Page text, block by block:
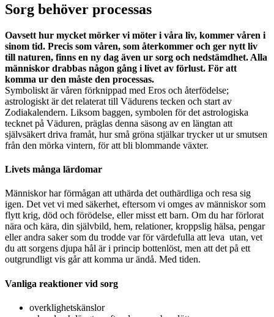
Sorg behöver processas
Oavsett hur mycket mörker vi möter i våra liv, kommer våren i
sinom tid. Precis som våren, som återkommer och ger nytt liv
till naturen, finns en ny dag även ur sorg och nedstämdhet. Alla
människor drabbas någon gång i livet av förlust. För att
komma ur den måste den processas.
Symboliskt är våren förknippad med Eros och återfödelse;
astrologiskt är det relaterat till Vädurens tecken och start av
Zodiakalendern. Liksom baggen, symbolen för det astrologiska
tecknet på Väduren, präglas denna säsong av en längtan att
självsäkert driva framåt, hur små gröna stjälkar trycker ut ur smutsen
från den mörka vintern, för att bli blommande växter.
Livets många lärdomar
Människor har förmågan att uthärda det outhärdliga och resa sig
igen. Det vet vi med säkerhet, eftersom vi omges av människor som
flytt krig, död och förödelse, eller misst ett barn. Om du har förlorat
nära och kära, din självbild, hem, relationer, kroppslig hälsa, pengar
eller andra saker som du trodde var för värdefulla att leva utan, vet
du att sorgens djupa hål är i princip bottenlöst, men att det på ett
outgrundligt vis går att komma ur ändå. Med tiden.
Vanliga reaktioner vid sorg
overklighetskänslor